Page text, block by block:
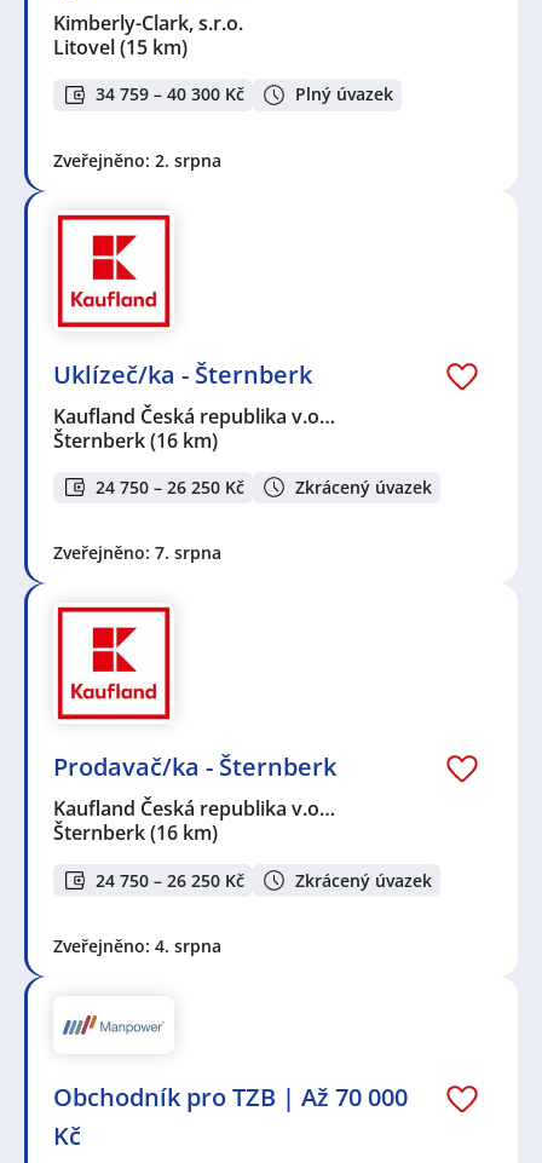
Kimberly-Clark, s.r.o.
Litovel(15 km)
34 759 – 40 300 Kč Plný úvazek
Zveřejněno: 2. srpna
Uklízeč/ka - Šternberk
Kaufland Česká republika v.o…
Šternberk(16 km)
24 750 – 26 250 Kč Zkrácený úvazek
Zveřejněno: 7. srpna
Prodavač/ka - Šternberk
Kaufland Česká republika v.o…
Šternberk(16 km)
24 750 – 26 250 Kč Zkrácený úvazek
Zveřejněno: 4. srpna
Obchodník pro TZB | Až 70 000
Kč